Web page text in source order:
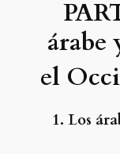
árabe
el
1. Los